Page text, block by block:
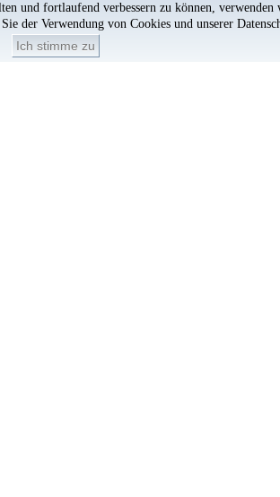
und fortlaufend verbessern zu können, verwenden
der Verwendung von Cookies und unserer
Ich stimme zu